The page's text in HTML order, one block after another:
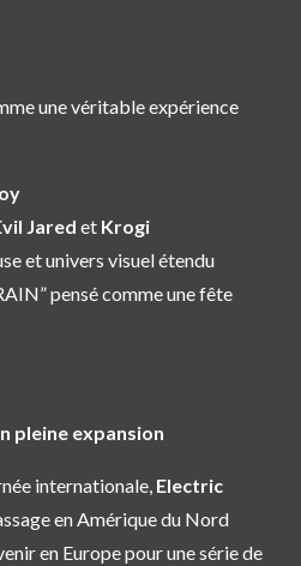
une véritable expérience
Jared et Krogi
et univers visuel étendu
pensé comme une fête
pleine expansion
internationale, Electric
en Amérique du Nord
en Europe pour une série de